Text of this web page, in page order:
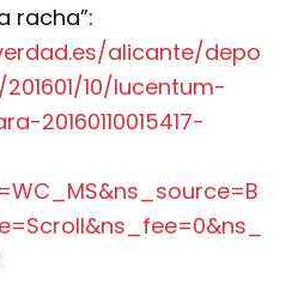
racha”:
alicante/depo
10/lucentum-
20160110015417-